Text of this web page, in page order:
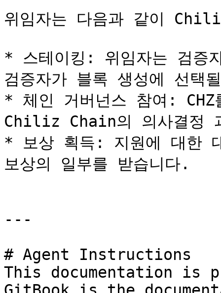
위임자는 다음과 같이
* 스테이킹: 위임자는 검증
검증자가 블록 생성에 선택
* 체인 거버넌스 참여: CHZ
Chiliz Chain의 의사결정
* 보상 획득: 지원에 대한
보상의 일부를 받습니다.
---
# Agent Instructions
This documentation is